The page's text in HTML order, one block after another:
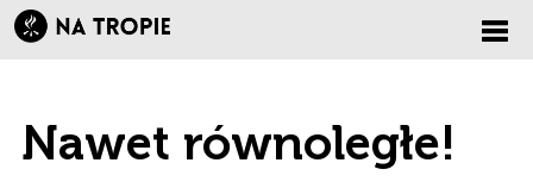
Nawet równoległe!